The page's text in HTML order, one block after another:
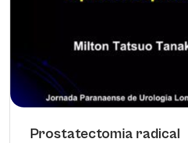
Prostatectomia radical